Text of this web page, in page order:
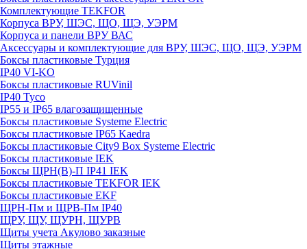
Комплектующие TEKFOR
Корпуса ВРУ, ШЭС, ЩО, ЩЭ, УЭРМ
Корпуса и панели ВРУ ВАС
Аксессуары и комплектующие для ВРУ, ШЭС, ЩО, ЩЭ, УЭРМ
Боксы пластиковые Турция
IP40 VI-KO
Боксы пластиковые RUVinil
IP40 Тусо
IP55 и IP65 влагозащищенные
Боксы пластиковые Systeme Electric
Боксы пластиковые IP65 Kaedra
Боксы пластиковые City9 Box Systeme Electric
Боксы пластиковые IEK
Боксы ЩРН(В)-П IP41 IEK
Боксы пластиковые TEKFOR IEK
Боксы пластиковые EKF
ЩРН-Пм и ЩРВ-Пм IP40
ЩРУ, ЩУ, ЩУРН, ЩУРВ
Щиты учета Акулово заказные
Щиты этажные